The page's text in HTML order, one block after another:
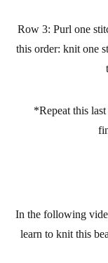
Row 3: Purl one
this order: knit one
*Repeat this
In the following
learn to knitthis